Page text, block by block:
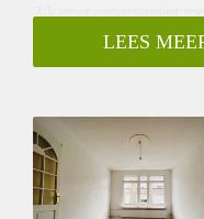
3-kamer appartement
deur), lichte woon/
Bezuidenhout.
verdieping, hal. Vanuit
Slaapkamer aan de
(zonder deur). Keuken
van een 4-pits
LEES